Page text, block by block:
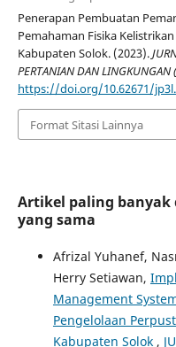
Penerapan Pembuatan
Pemahaman Fisika
Kabupaten Solok. (2023).
PERTANIAN DAN LINGKUNGAN
https://doi.org/10.62671/
Format Sitasi Lainnya
Artikel paling banyak
yang sama
Afrizal Yuhanef,
Herry Setiawan,
Management
Pengelolaan
Kabupaten Solok ,